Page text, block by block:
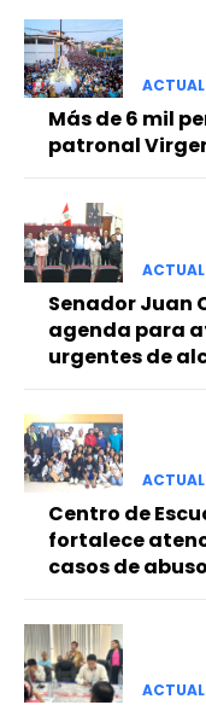
Más de 6 mil
patronal
Senador Juan
agenda para
urgentes de
Centro de
fortalece
casos de abuso